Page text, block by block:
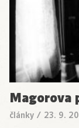
Magorova
články / 23. 9.